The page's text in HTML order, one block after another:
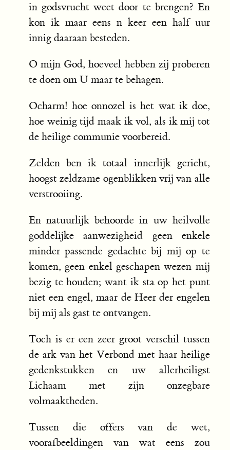
in godsvrucht weet door te brengen? En
kon ik maar eens n keer een half uur
innig daaraan besteden.
O mijn God, hoeveel hebben zij proberen
te doen om U maar te behagen.
Ocharm! hoe onnozel is het wat ik doe,
hoe weinig tijd maak ik vol, als ik mij tot
de heilige communie voorbereid.
Zelden ben ik totaal innerlijk gericht,
hoogst zeldzame ogenblikken vrij van alle
verstrooiing.
En natuurlijk behoorde in uw heilvolle
goddelijke aanwezigheid geen enkele
minder passende gedachte bij mij op te
komen, geen enkel geschapen wezen mij
bezig te houden; want ik sta op het punt
niet een engel, maar de Heer der engelen
bij mij als gast te ontvangen.
Toch is er een zeer groot verschil tussen
de ark van het Verbond met haar heilige
gedenkstukken en uw allerheiligst
Lichaam met zijn onzegbare
volmaaktheden.
Tussen die offers van de wet,
voorafbeeldingen van wat eens zou